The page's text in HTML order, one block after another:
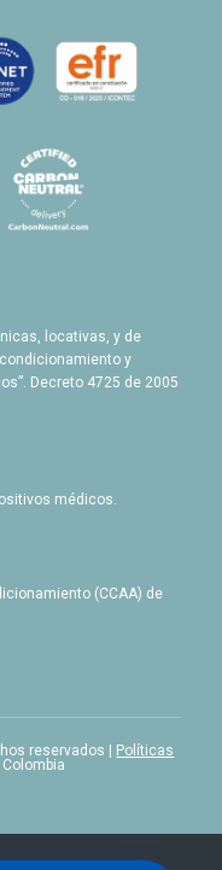
locativas, y de
y
Decreto 4725 de 2005
médicos.
(CCAA) de
reservados |
Políticas
Colombia